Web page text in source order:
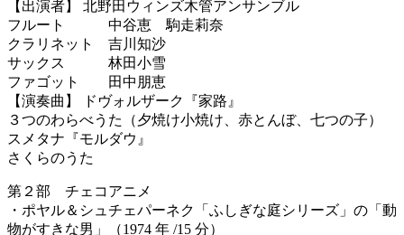
【出演者】 北野田ウィンズ木管アンサンブル
フルート 中谷恵 駒走莉奈
クラリネット 吉川知沙
サックス 林田小雪
ファゴット 田中朋恵
【演奏曲】 ドヴォルザーク『家路』
３つのわらべうた（夕焼け小焼け、赤とんぼ、七つの子）
スメタナ『モルダウ』
さくらのうた
第２部 チェコアニメ
・ポヤル＆シュチェパーネク「ふしぎな庭シリーズ」の「動
物がすきな男」（1974 年 /15 分）